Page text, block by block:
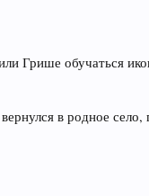
Грише обучаться
в родное